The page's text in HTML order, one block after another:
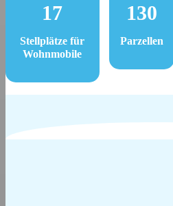
17
Stellplätze für
Wohnmobile
130
Parzellen